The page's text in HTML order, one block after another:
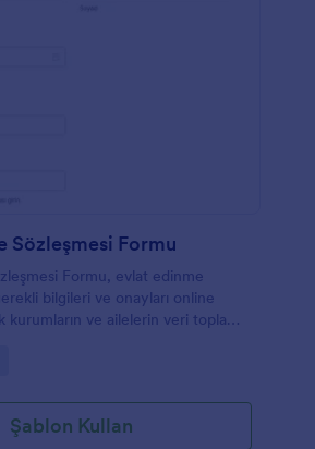
Sözleşmesi Formu
Formu, evlat edinme
bilgileri ve onayları online
kurumların ve ailelerin veri toplama
Şablon Kullan